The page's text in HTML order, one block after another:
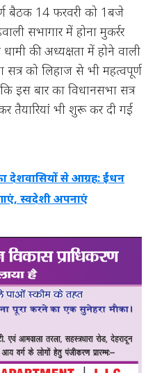
बैठक 14 फरवरी को 1बजे
सभागार में होना मुकर्रर
की अध्यक्षता में होने वाली
को लिहाज से भी महत्वपूर्ण
इस बार का विधानसभा सत्र
तैयारियां भी शुरू कर दी गई
देशवासियों से आग्रह: ईंधन
स्वदेशी अपनाएं